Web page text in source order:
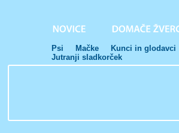
Psi Mačke Kunci in glodavci
Jutranji sladkorček